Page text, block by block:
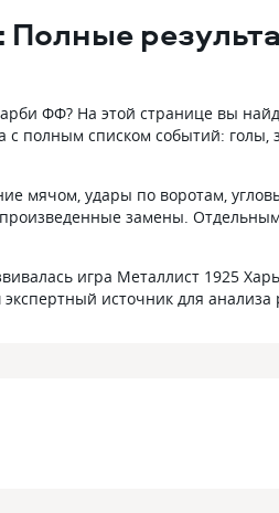
ФФ? На этой странице вы
полным списком событий:
мячом, удары по воротам,
замены. Отдельным
игра Металлист 1925
источник для